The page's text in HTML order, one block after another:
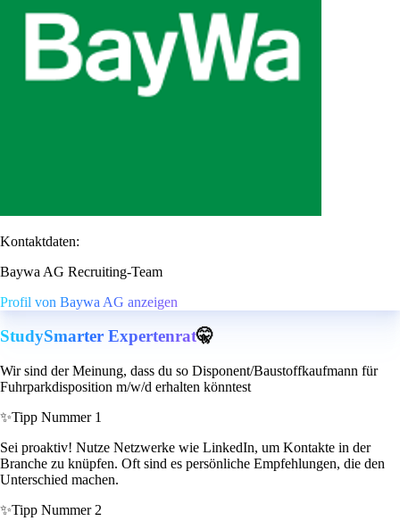
Kontaktdaten:
Baywa AG Recruiting-Team
Profil von Baywa AG anzeigen
StudySmarter Expertenrat🤫
Wir sind der Meinung, dass du so Disponent/Baustoffkaufmann für
Fuhrparkdisposition m/w/d erhalten könntest
✨Tipp Nummer 1
Sei proaktiv! Nutze Netzwerke wie LinkedIn, um Kontakte in der
Branche zu knüpfen. Oft sind es persönliche Empfehlungen, die den
Unterschied machen.
✨Tipp Nummer 2